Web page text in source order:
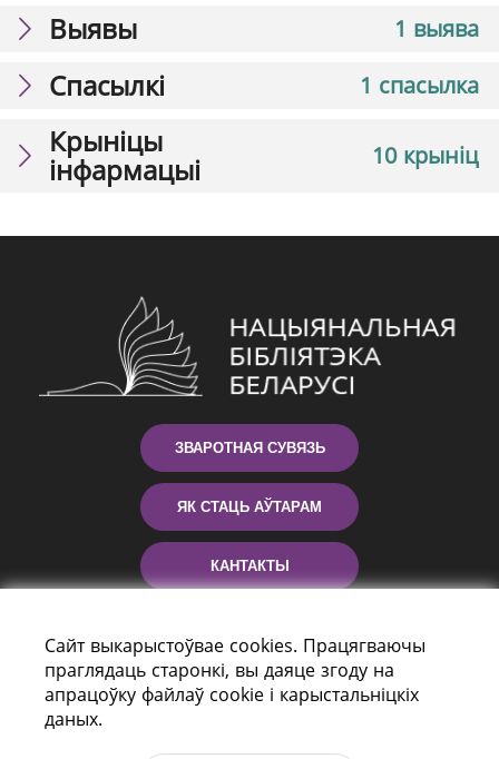
1 выява
Выявы
1 спасылка
Спасылкі
10 крыніц
Крыніцы
інфармацыі
ЗВАРОТНАЯ СУВЯЗЬ
ЯК СТАЦЬ АЎТАРАМ
КАНТАКТЫ
Сайт выкарыстоўвае cookies. Працягваючы
праглядаць старонкі, вы даяце згоду на
апрацоўку файлаў cookie і карыстальніцкіх
даных.